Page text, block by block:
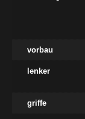
vorbau
lenker
griffe